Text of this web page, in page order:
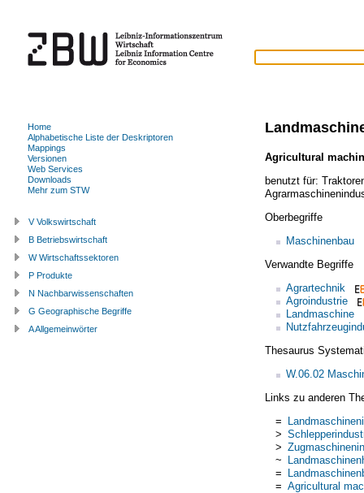
Agricultural
benutzt für:
Oberbegriffe
Maschinenbau
Verwandte Begriffe
Agrartechnik
Agroindustrie
Landmaschine
Thesaurus
W.06.02
Links zu anderen
=
>
>
~
=
= Agricultural
Home
Alphabetische Liste der Deskriptoren
Mappings
Versionen
Web Services
Downloads
Mehr zum STW
V Volkswirtschaft
B Betriebswirtschaft
W Wirtschaftssektoren
P Produkte
N Nachbarwissenschaften
G Geographische Begriffe
A Allgemeinwörter